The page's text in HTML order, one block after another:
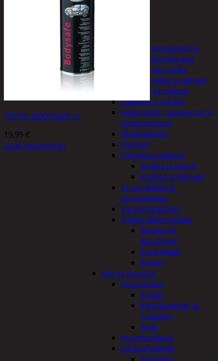
Linnunpöntöt ja
ruokintalaudat
Linnunruoka
Kodin elektroniikka ja laitteet
Imurit ja tarvikkeet
Kaapelit ja johdot
Kelloradiot, sääasemat ja
lämpömittarit
Oheislaitteet
Paristot
Puhelintarvikkeet
Johdot ja laturit
Kotelot ja telineet
Tv-tarvikkeet ja
seinätelineet
Varavirtalaitteet
Viihde-elektroniikka
Bluetooth
kaiuttimet
Kuulokkeet
Radiot
Koti ja sisustus
Huonekalut
Kaapit
Kenkätelineet ja
naulakot
Peilit
Huonetuoksut
Juhlatarvikkeet
TECTYL BODYSAFE 1L
19,99 €
Lisää ostoskoriin